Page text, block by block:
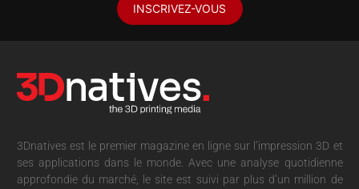
INSCRIVEZ-VOUS
3Dnatives est le premier magazine en ligne sur l’impression 3D et
ses applications dans le monde. Avec une analyse quotidienne
approfondie du marché, le site est suivi par plus d’un million de